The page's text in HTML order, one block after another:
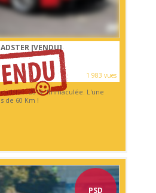
[VENDU]
1 983 vues
2019. Immaculée. L'une
de 60 Km !
PSD